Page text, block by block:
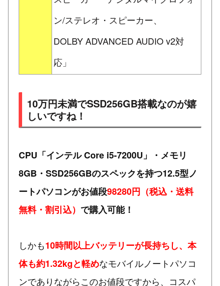
ン/ステレオ・スピーカー、
DOLBY ADVANCED AUDIO v2対
応」
10万円未満でSSD256GB搭載なのが嬉
しいですね！
CPU「インテル Core i5-7200U」・メモリ
8GB・SSD256GBのスペックを持つ12.5型ノ
ートパソコンがお値段98280円（税込・送料
無料・割引込） で購入可能！
しかも10時間以上バッテリーが長持ちし、本
体も約1.32kgと軽めなモバイルノートパソコ
ンでありながらこのお値段ですから、コスパ